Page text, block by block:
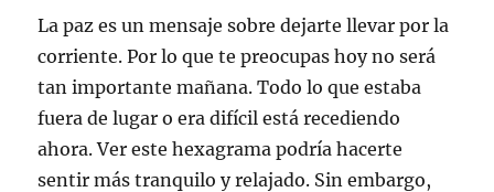
La paz es un mensaje sobre dejarte llevar por la
corriente. Por lo que te preocupas hoy no será
tan importante mañana. Todo lo que estaba
fuera de lugar o era difícil está recediendo
ahora. Ver este hexagrama podría hacerte
sentir más tranquilo y relajado. Sin embargo,